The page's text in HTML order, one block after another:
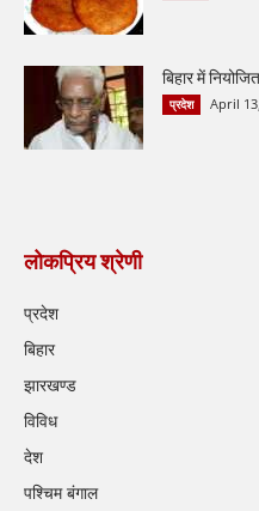
बिहार में
प्रदेश April
लोकप्रिय श्रेणी
प्रदेश
बिहार
झारखण्ड
विविध
देश
पश्चिम बंगाल